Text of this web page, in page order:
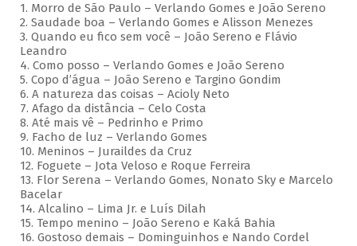
1. Morro de São Paulo – Verlando Gomes e João Sereno
2. Saudade boa – Verlando Gomes e Alisson Menezes
3. Quando eu fico sem você – João Sereno e Flávio
Leandro
4. Como posso – Verlando Gomes e João Sereno
5. Copo d’água – João Sereno e Targino Gondim
6. A natureza das coisas – Acioly Neto
7. Afago da distância – Celo Costa
8. Até mais vê – Pedrinho e Primo
9. Facho de luz – Verlando Gomes
10. Meninos – Juraildes da Cruz
12. Foguete – Jota Veloso e Roque Ferreira
13. Flor Serena – Verlando Gomes, Nonato Sky e Marcelo
Bacelar
14. Alcalino – Lima Jr. e Luís Dilah
15. Tempo menino – João Sereno e Kaká Bahia
16. Gostoso demais – Dominguinhos e Nando Cordel